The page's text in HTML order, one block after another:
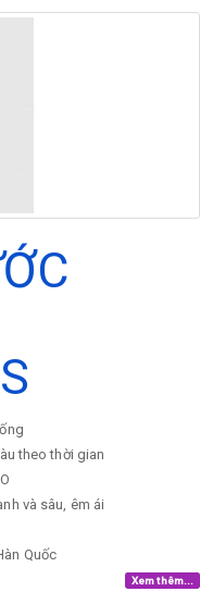
theo thời gian
và sâu, êm ái
Quốc
Xem thêm...